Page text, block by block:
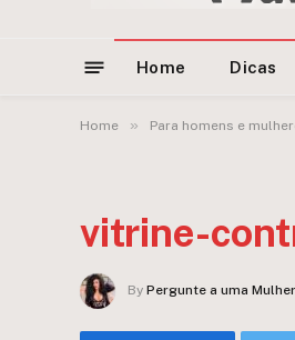
Home Dicas
Home » Para homens e
vitrine-
By Pergunte a uma Mulher